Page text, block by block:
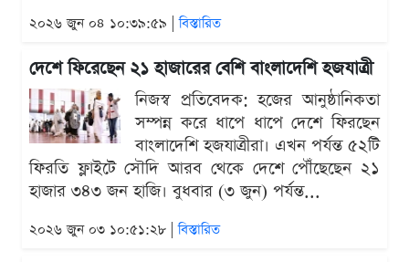
২০২৬ জুন ০৪ ১০:৩৯:৫৯ |বিস্তারিত
দেশে ফিরেছেন ২১ হাজারের বেশি বাংলাদেশি হজযাত্রী
নিজস্ব প্রতিবেদক: হজের আনুষ্ঠানিকতা
সম্পন্ন করে ধাপে ধাপে দেশে ফিরছেন
বাংলাদেশি হজযাত্রীরা। এখন পর্যন্ত ৫২টি
ফিরতি ফ্লাইটে সৌদি আরব থেকে দেশে পৌঁছেছেন ২১
হাজার ৩৪৩ জন হাজি। বুধবার (৩ জুন) পর্যন্ত...
২০২৬ জুন ০৩ ১০:৫১:২৮ |বিস্তারিত